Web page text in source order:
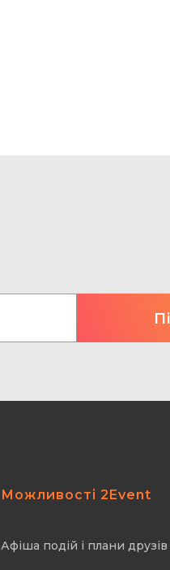
Можливості 2Event
Афіша подій і плани друзів